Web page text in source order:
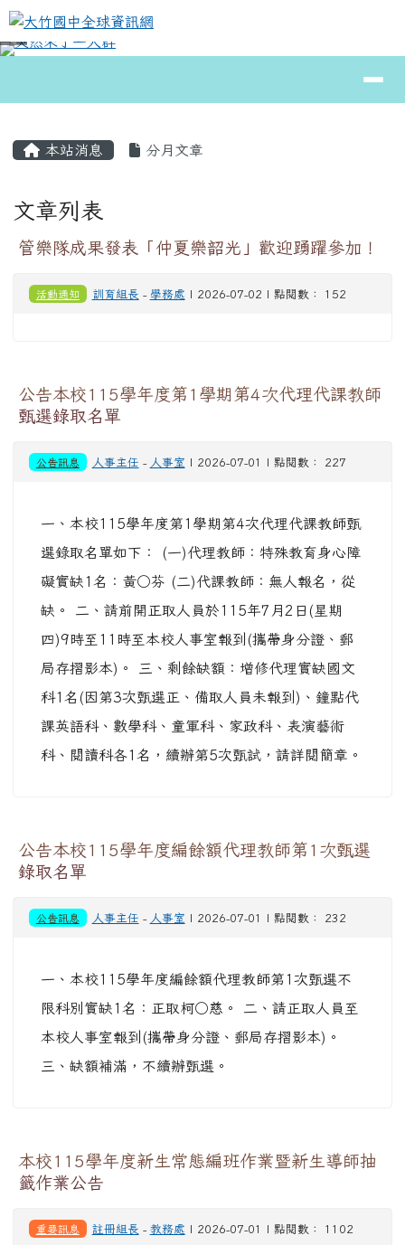
跳至主內容區
大竹國中全球資訊網
⏸
本站消息 分月文章
文章列表
管樂隊成果發表「仲夏樂韶光」歡迎踴躍參加！
活動通知 訓育組長 - 學務處 | 2026-07-02 | 點閱數： 152
公告本校115學年度第1學期第4次代理代課教師
甄選錄取名單
公告訊息 人事主任 - 人事室 | 2026-07-01 | 點閱數： 227
一、本校115學年度第1學期第4次代理代課教師甄
選錄取名單如下： (一)代理教師：特殊教育身心障
礙實缺1名：黃○芬 (二)代課教師：無人報名，從
缺。 二、請前開正取人員於115年7月2日(星期
四)9時至11時至本校人事室報到(攜帶身分證、郵
局存摺影本)。 三、剩餘缺額：增修代理實缺國文
科1名(因第3次甄選正、備取人員未報到)、鐘點代
課英語科、數學科、童軍科、家政科、表演藝術
科、閱讀科各1名，續辦第5次甄試，請詳閱簡章。
公告本校115學年度編餘額代理教師第1次甄選
錄取名單
公告訊息 人事主任 - 人事室 | 2026-07-01 | 點閱數： 232
一、本校115學年度編餘額代理教師第1次甄選不
限科別實缺1名：正取柯○慈。 二、請正取人員至
本校人事室報到(攜帶身分證、郵局存摺影本)。
三、缺額補滿，不續辦甄選。
本校115學年度新生常態編班作業暨新生導師抽
籤作業公告
重要訊息 註冊組長 - 教務處 | 2026-07-01 | 點閱數： 1102